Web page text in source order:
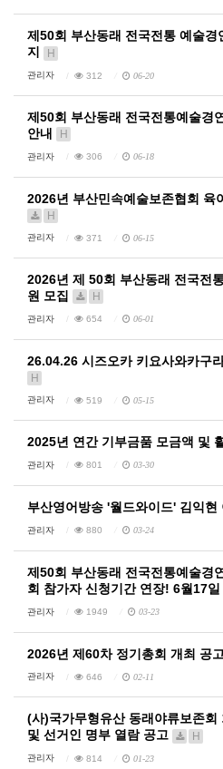
제50회 부산동래 전국전통 예술
지
H
관리자 312 06-20
제50회 부산동래 전국전통예술경
안내
H
관리자 306 06-18
2026년 부산민속예술보존협회 육
H
관리자 371 06-15
2026년 제 50회 부산동래 전국전
원 모집
H
관리자 654 06-01
26.04.26 시즈오카 키요사와카구
H
관리자 519 05-15
2025년 연간 기부금품 모금액 및
관리자 801 03-30
부산영어방송 '월드와이드' 김익현
관리자 880 03-24
제50회 부산동래 전국전통예술경
회 참가자 신청기간 연장! 6월17
관리자 1949 03-23
2026년 제60차 정기총회 개최 공고
관리자 646 02-11
(사)국가무형유산 동래야류보존
및 선거인 명부 열람 공고
H
관리자 814 01-23